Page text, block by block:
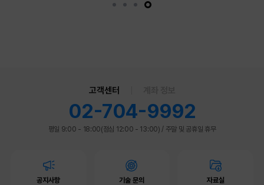
고객센터
02-704-9992
평일 9:00 - 18:00(점심 12:00 - 13:00) / 주말 및 공휴일 휴무
공지사항 기술 문의 자료실